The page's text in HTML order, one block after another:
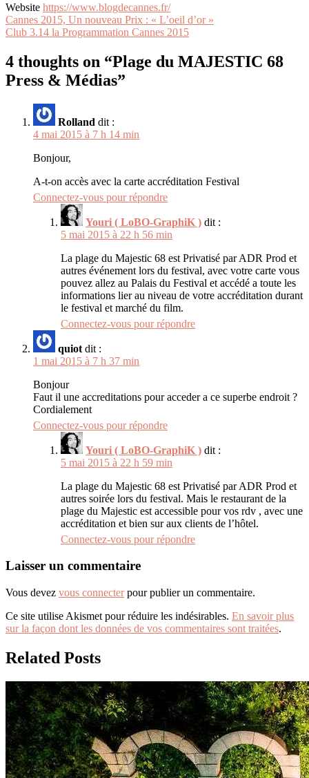
Website https://www.blogdecannes.fr/
Navigation
de
l’article
Cannes 2015, Un nouveau Prix : « L’oeil d’or »
Club 3.14 la Programmation Cannes 2015
4 thoughts on “Plage du MAJESTIC 68
Press & Médias”
Rolland dit :
4 mai 2015 à 7 h 14 min
Bonjour,
A-t-on accès avec la carte accréditation Festival
Connectez-vous pour répondre
Youri ( LoBO-GraphiK ) dit :
5 mai 2015 à 22 h 56 min
La plage du Majestic 68 est Privatisé par ADR Prod et
autres événement lors du festival, avec votre carte vous
pouvez allez au Palais du Festival et accédé a toute les
informations lier au niveau de votre accréditation durant
le festival et marché du film.
Connectez-vous pour répondre
quiot dit :
1 mai 2015 à 7 h 37 min
Bonjour
Faut il une accreditations pour acceder a ce superbe endroit ?
Cordialement
Connectez-vous pour répondre
Youri ( LoBO-GraphiK ) dit :
5 mai 2015 à 22 h 59 min
La plage du Majestic 68 est Privatisé par ADR Prod et
autres soirée lors du festival. Mais le restaurant de la
plage du Majestic est accessible pour vos rdv , avec une
accréditation et bien sur aux clients de l’hôtel.
Connectez-vous pour répondre
Laisser un commentaire
Vous devez vous connecterpour publier un commentaire.
Ce site utilise Akismet pour réduire les indésirables. En savoir plus
sur la façon dont les données de vos commentaires sont traitées.
Related Posts